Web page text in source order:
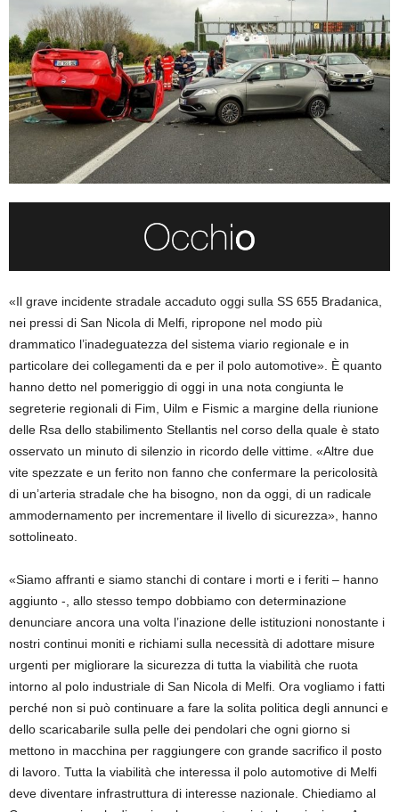
«Il grave incidente stradale accaduto oggi sulla SS 655 Bradanica,
nei pressi di San Nicola di Melfi, ripropone nel modo più
drammatico l’inadeguatezza del sistema viario regionale e in
particolare dei collegamenti da e per il polo automotive». È quanto
hanno detto nel pomeriggio di oggi in una nota congiunta le
segreterie regionali di Fim, Uilm e Fismic a margine della riunione
delle Rsa dello stabilimento Stellantis nel corso della quale è stato
osservato un minuto di silenzio in ricordo delle vittime. «Altre due
vite spezzate e un ferito non fanno che confermare la pericolosità
di un’arteria stradale che ha bisogno, non da oggi, di un radicale
ammodernamento per incrementare il livello di sicurezza», hanno
sottolineato.
«Siamo affranti e siamo stanchi di contare i morti e i feriti – hanno
aggiunto -, allo stesso tempo dobbiamo con determinazione
denunciare ancora una volta l’inazione delle istituzioni nonostante i
nostri continui moniti e richiami sulla necessità di adottare misure
urgenti per migliorare la sicurezza di tutta la viabilità che ruota
intorno al polo industriale di San Nicola di Melfi. Ora vogliamo i fatti
perché non si può continuare a fare la solita politica degli annunci e
dello scaricabarile sulla pelle dei pendolari che ogni giorno si
mettono in macchina per raggiungere con grande sacrifico il posto
di lavoro. Tutta la viabilità che interessa il polo automotive di Melfi
deve diventare infrastruttura di interesse nazionale. Chiediamo al